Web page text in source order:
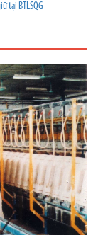
tại BTLSQG